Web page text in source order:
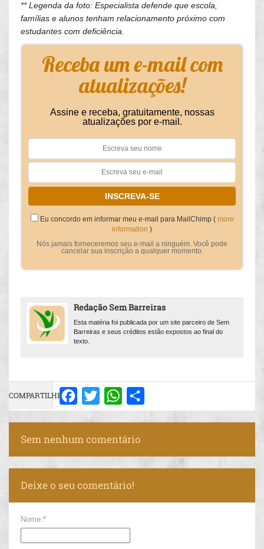
** Legenda da foto: Especialista defende que escola,
famílias e alunos tenham relacionamento próximo com
estudantes com deficiência.
Receba um e-mail com
atualizações!
Assine e receba, gratuitamente, nossas
atualizações por e-mail.
Eu concordo em informar meu e-mail para MailChimp ( more
information )
Nós jamais forneceremos seu e-mail a ninguém. Você pode
cancelar sua inscrição a qualquer momento.
Redação Sem Barreiras
Esta matéria foi publicada por um site parceiro de Sem
Barreiras e seus créditos estão expostos ao final do
texto.
COMPARTILHE: Facebook
Twitter WhatsApp
Sem nenhum comentário
Deixe o seu comentário!
Nome:*